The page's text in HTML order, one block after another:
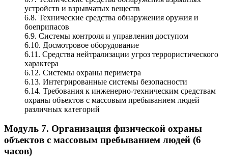
устройств и взрывчатых веществ
6.8. Технические средства обнаружения оружия и
боеприпасов
6.9. Системы контроля и управления доступом
6.10. Досмотровое оборудование
6.11. Средства нейтрализации угроз террористического
характера
6.12. Системы охраны периметра
6.13. Интегрированные системы безопасности
6.14. Требования к инженерно-техническим средствам
охраны объектов с массовым пребыванием людей
различных категорий
Модуль 7. Организация физической охраны
объектов с массовым пребыванием людей (6
часов)